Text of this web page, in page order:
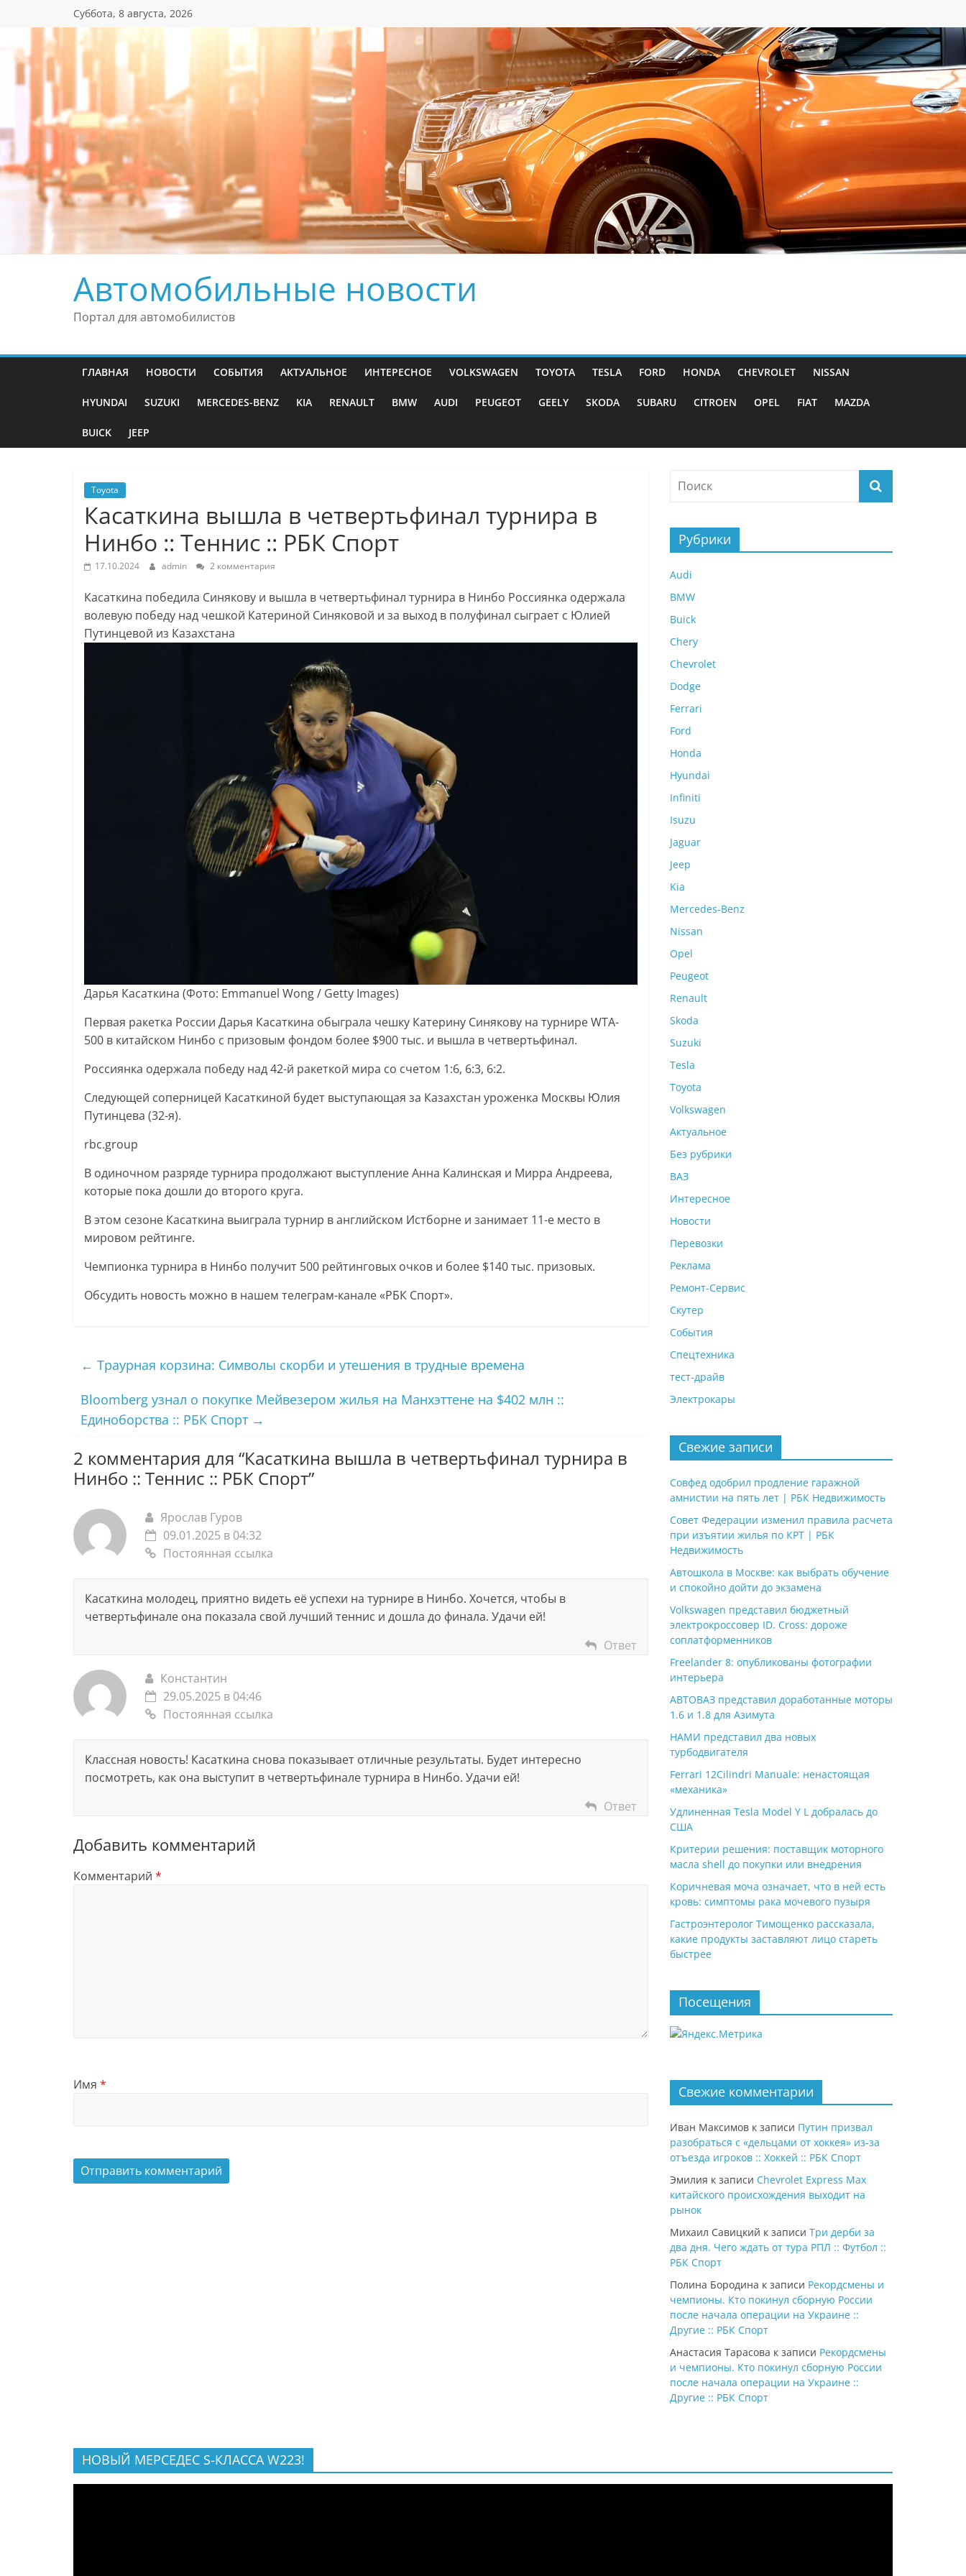
содержимому
Суббота, 8 августа, 2026
Автомобильные новости
Портал для автомобилистов
ГЛАВНАЯ НОВОСТИ СОБЫТИЯ АКТУАЛЬНОЕ ИНТЕРЕСНОЕ VOLKSWAGEN TOYOTA TESLA FORD HONDA CHEVROLET NISSAN
HYUNDAI SUZUKI MERCEDES-BENZ KIA RENAULT BMW AUDI PEUGEOT GEELY SKODA SUBARU CITROEN OPEL FIAT MAZDA
BUICK JEEP
Toyota
Касаткина вышла в четвертьфинал турнира в
Нинбо :: Теннис :: РБК Спорт
17.10.2024 admin 2 комментария
Касаткина победила Синякову и вышла в четвертьфинал турнира в Нинбо Россиянка одержала
волевую победу над чешкой Катериной Синяковой и за выход в полуфинал сыграет с Юлией
Путинцевой из Казахстана
Дарья Касаткина (Фото: Emmanuel Wong / Getty Images)
Первая ракетка России Дарья Касаткина обыграла чешку Катерину Синякову на турнире WTA-
500 в китайском Нинбо с призовым фондом более $900 тыс. и вышла в четвертьфинал.
Россиянка одержала победу над 42-й ракеткой мира со счетом 1:6, 6:3, 6:2.
Следующей соперницей Касаткиной будет выступающая за Казахстан уроженка Москвы Юлия
Путинцева (32-я).
rbc.group
В одиночном разряде турнира продолжают выступление Анна Калинская и Мирра Андреева,
которые пока дошли до второго круга.
В этом сезоне Касаткина выиграла турнир в английском Истборне и занимает 11-е место в
мировом рейтинге.
Чемпионка турнира в Нинбо получит 500 рейтинговых очков и более $140 тыс. призовых.
Обсудить новость можно в нашем телеграм-канале «РБК Спорт».
← Траурная корзина: Символы скорби и утешения в трудные времена
Bloomberg узнал о покупке Мейвезером жилья на Манхэттене на $402 млн ::
Единоборства :: РБК Спорт →
2 комментария для “Касаткина вышла в четвертьфинал турнира в
Нинбо :: Теннис :: РБК Спорт”
Ярослав Гуров
09.01.2025 в 04:32
Постоянная ссылка
Касаткина молодец, приятно видеть её успехи на турнире в Нинбо. Хочется, чтобы в
четвертьфинале она показала свой лучший теннис и дошла до финала. Удачи ей!
Ответ
Константин
29.05.2025 в 04:46
Постоянная ссылка
Классная новость! Касаткина снова показывает отличные результаты. Будет интересно
посмотреть, как она выступит в четвертьфинале турнира в Нинбо. Удачи ей!
Ответ
Добавить комментарий
Комментарий *
Имя *
Рубрики
Audi
BMW
Buick
Chery
Chevrolet
Dodge
Ferrari
Ford
Honda
Hyundai
Infiniti
Isuzu
Jaguar
Jeep
Kia
Mercedes-Benz
Nissan
Opel
Peugeot
Renault
Skoda
Suzuki
Tesla
Toyota
Volkswagen
Актуальное
Без рубрики
ВАЗ
Интересное
Новости
Перевозки
Реклама
Ремонт-Сервис
Скутер
События
Спецтехника
тест-драйв
Электрокары
Свежие записи
Совфед одобрил продление гаражной
амнистии на пять лет | РБК Недвижимость
Совет Федерации изменил правила расчета
при изъятии жилья по КРТ | РБК
Недвижимость
Автошкола в Москве: как выбрать обучение
и спокойно дойти до экзамена
Volkswagen представил бюджетный
электрокроссовер ID. Cross: дороже
соплатформенников
Freelander 8: опубликованы фотографии
интерьера
АВТОВАЗ представил доработанные моторы
1.6 и 1.8 для Азимута
НАМИ представил два новых
турбодвигателя
Ferrari 12Cilindri Manuale: ненастоящая
«механика»
Удлиненная Tesla Model Y L добралась до
США
Критерии решения: поставщик моторного
масла shell до покупки или внедрения
Коричневая моча означает, что в ней есть
кровь: симптомы рака мочевого пузыря
Гастроэнтеролог Тимощенко рассказала,
какие продукты заставляют лицо стареть
быстрее
Посещения
Свежие комментарии
Иван Максимов к записи Путин призвал
разобраться с «дельцами от хоккея» из-за
отъезда игроков :: Хоккей :: РБК Спорт
Эмилия к записи Chevrolet Express Max
китайского происхождения выходит на
рынок
Михаил Савицкий к записи Три дерби за
два дня. Чего ждать от тура РПЛ :: Футбол ::
РБК Спорт
Полина Бородина к записи Рекордсмены и
чемпионы. Кто покинул сборную России
после начала операции на Украине ::
Другие :: РБК Спорт
Анастасия Тарасова к записи Рекордсмены
и чемпионы. Кто покинул сборную России
после начала операции на Украине ::
Другие :: РБК Спорт
НОВЫЙ МЕРСЕДЕС S-КЛАССА W223!